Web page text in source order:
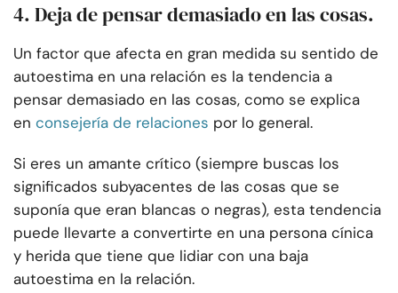
4. Deja de pensar demasiado en las cosas.
Un factor que afecta en gran medida su sentido de
autoestima en una relación es la tendencia a
pensar demasiado en las cosas, como se explica
en consejería de relaciones por lo general.
Si eres un amante crítico (siempre buscas los
significados subyacentes de las cosas que se
suponía que eran blancas o negras), esta tendencia
puede llevarte a convertirte en una persona cínica
y herida que tiene que lidiar con una baja
autoestima en la relación.